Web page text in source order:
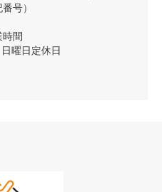
号）
間
曜日定休日